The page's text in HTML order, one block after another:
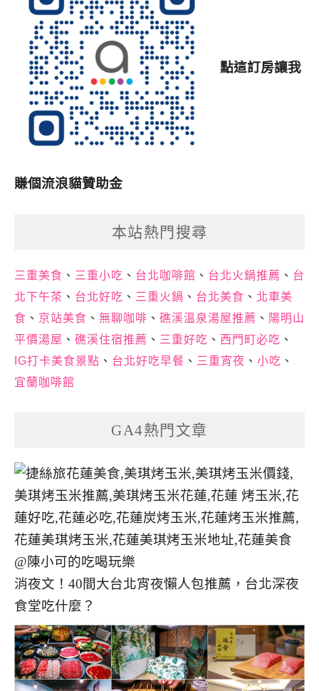
點這訂房讓我
賺個流浪貓贊助金
本站熱門搜尋
三重美食 、 三重小吃 、 台北咖啡館 、 台北火鍋推薦 、 台
北下午茶 、 台北好吃 、 三重火鍋 、 台北美食 、 北車美
食 、 京站美食 、 無聊咖啡 、 礁溪溫泉湯屋推薦 、 陽明山
平價湯屋 、 礁溪住宿推薦 、 三重好吃 、 西門町必吃 、
IG打卡美食景點 、 台北好吃早餐 、 三重宵夜 、 小吃 、
宜蘭咖啡館
GA4熱門文章
消夜文！40間大台北宵夜懶人包推薦，台北深夜
食堂吃什麼？